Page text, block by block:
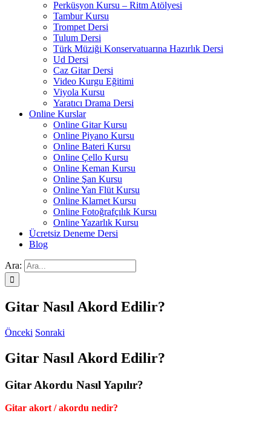
Perküsyon Kursu – Ritm Atölyesi
Tambur Kursu
Trompet Dersi
Tulum Dersi
Türk Müziği Konservatuarına Hazırlık Dersi
Ud Dersi
Caz Gitar Dersi
Video Kurgu Eğitimi
Viyola Kursu
Yaratıcı Drama Dersi
Online Kurslar
Online Gitar Kursu
Online Piyano Kursu
Online Bateri Kursu
Online Çello Kursu
Online Keman Kursu
Online Şan Kursu
Online Yan Flüt Kursu
Online Klarnet Kursu
Online Fotoğrafçılık Kursu
Online Yazarlık Kursu
Ücretsiz Deneme Dersi
Blog
Ara:
Gitar Nasıl Akord Edilir?
Önceki Sonraki
Gitar Nasıl Akord Edilir?
Gitar Akordu Nasıl Yapılır?
Gitar akort / akordu nedir?